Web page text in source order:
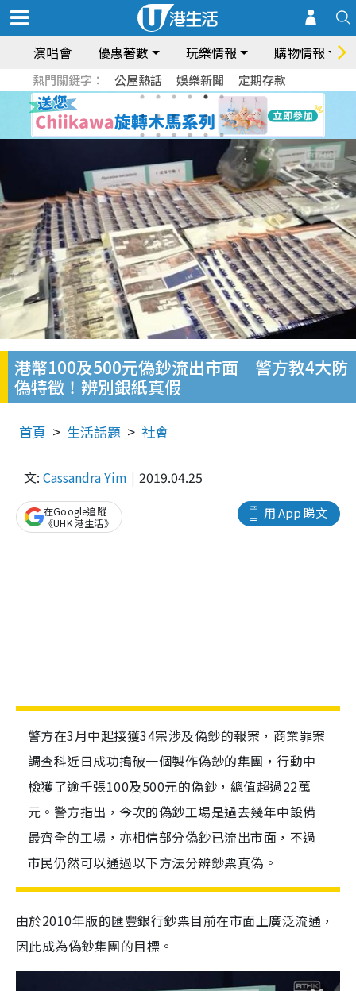
演唱會 優惠著數 玩樂情報 購物情報
熱門關鍵字： 公屋熱話 娛樂新聞 定期存款
港幣100及500元偽鈔流出市面 警方教4大防
偽特徵！辨別銀紙真假
首頁 生活話題 社會
文: Cassandra Yim 2019.04.25
用 App 睇文
在Google追蹤
《UHK 港生活》
警方在3月中起接獲34宗涉及偽鈔的報案，商業罪案
調查科近日成功搗破一個製作偽鈔的集團，行動中
檢獲了逾千張100及500元的偽鈔，總值超過22萬
元。警方指出，今次的偽鈔工場是過去幾年中設備
最齊全的工場，亦相信部分偽鈔已流出市面，不過
市民仍然可以通過以下方法分辨鈔票真偽。
由於2010年版的匯豐銀行鈔票目前在市面上廣泛流通，
因此成為偽鈔集團的目標。